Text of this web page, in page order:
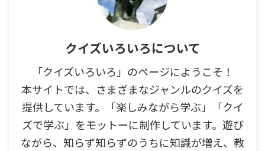
クイズいろいろについて
「クイズいろいろ」のページにようこそ！
本サイトでは、さまざまなジャンルのクイズを
提供しています。「楽しみながら学ぶ」「クイ
ズで学ぶ」をモットーに制作しています。遊び
ながら、知らず知らずのうちに知識が増え、教